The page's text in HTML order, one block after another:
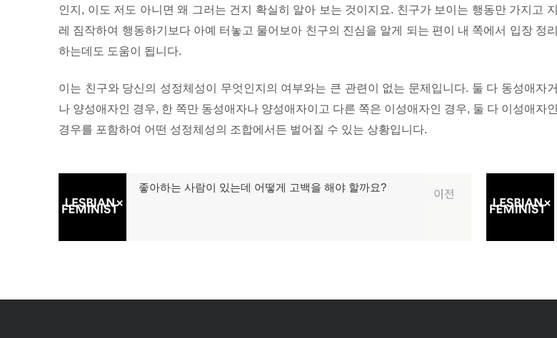
인지, 이도 저도 아니면 왜 그러는 건지 확실히 알아 보는 것이지요. 친구가 보이는 행동만 가지고 지
레 짐작하여 행동하기보다 아예 터놓고 물어보아 친구의 진심을 알게 되는 편이 내 쪽에서 입장 정리
하는데도 도움이 됩니다.
이는 친구와 당신의 성정체성이 무엇인지의 여부와는 큰 관련이 없는 문제입니다. 둘 다 동성애자거
나 양성애자인 경우, 한 쪽만 동성애자나 양성애자이고 다른 쪽은 이성애자인 경우, 둘 다 이성애자인
경우를 포함하여 어떤 성정체성의 조합에서든 벌어질 수 있는 상황입니다.
탐
색
이전
전
좋아하는 사람이 있는데 어떻게 고백을 해야 할까요?
음